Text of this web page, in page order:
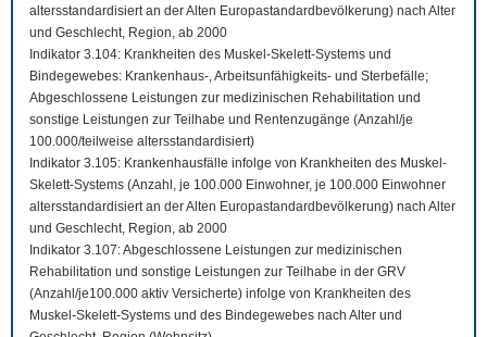
altersstandardisiert an der Alten Europastandardbevölkerung) nach Alter
und Geschlecht, Region, ab 2000
Indikator 3.104: Krankheiten des Muskel-Skelett-Systems und
Bindegewebes: Krankenhaus-, Arbeitsunfähigkeits- und Sterbefälle;
Abgeschlossene Leistungen zur medizinischen Rehabilitation und
sonstige Leistungen zur Teilhabe und Rentenzugänge (Anzahl/je
100.000/teilweise altersstandardisiert)
Indikator 3.105: Krankenhausfälle infolge von Krankheiten des Muskel-
Skelett-Systems (Anzahl, je 100.000 Einwohner, je 100.000 Einwohner
altersstandardisiert an der Alten Europastandardbevölkerung) nach Alter
und Geschlecht, Region, ab 2000
Indikator 3.107: Abgeschlossene Leistungen zur medizinischen
Rehabilitation und sonstige Leistungen zur Teilhabe in der GRV
(Anzahl/je100.000 aktiv Versicherte) infolge von Krankheiten des
Muskel-Skelett-Systems und des Bindegewebes nach Alter und